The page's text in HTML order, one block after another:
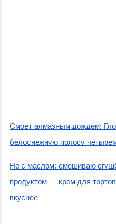
Смоет алмазным дождем:
белоснежную полосу
Не с маслом: смешиваю
продуктом — крем для
вкуснее